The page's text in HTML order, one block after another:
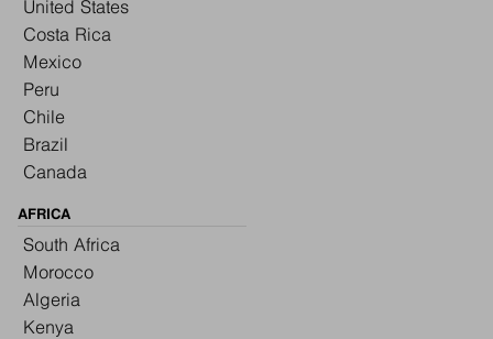
United States
Costa Rica
Mexico
Peru
Chile
Brazil
Canada
AFRICA
South Africa
Morocco
Algeria
Kenya